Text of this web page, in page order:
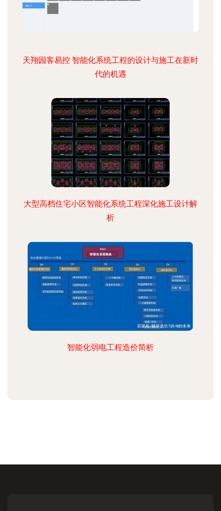
天翔园客易控 智能化系统工程的设计与施工在新时
代的机遇
大型高档住宅小区智能化系统工程深化施工设计解
析
智能化弱电工程造价简析